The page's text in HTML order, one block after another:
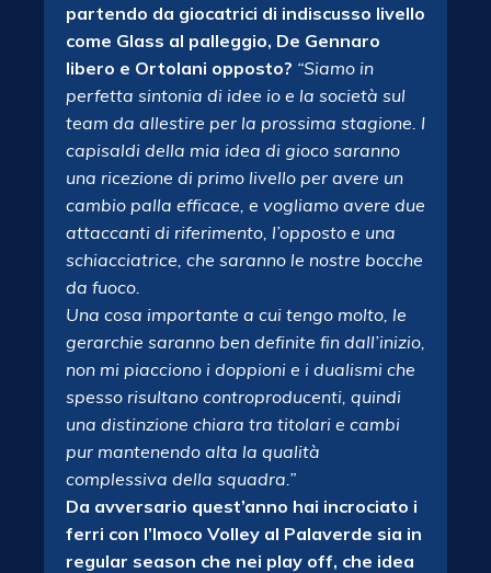
partendo da giocatrici di indiscusso livello
come Glass al palleggio, De Gennaro
libero e Ortolani opposto? “Siamo in
perfetta sintonia di idee io e la società sul
team da allestire per la prossima stagione. I
capisaldi della mia idea di gioco saranno
una ricezione di primo livello per avere un
cambio palla efficace, e vogliamo avere due
attaccanti di riferimento, l’opposto e una
schiacciatrice, che saranno le nostre bocche
da fuoco.
Una cosa importante a cui tengo molto, le
gerarchie saranno ben definite fin dall’inizio,
non mi piacciono i doppioni e i dualismi che
spesso risultano controproducenti, quindi
una distinzione chiara tra titolari e cambi
pur mantenendo alta la qualità
complessiva della squadra.”
Da avversario quest’anno hai incrociato i
ferri con l’Imoco Volley al Palaverde sia in
regular season che nei play off, che idea